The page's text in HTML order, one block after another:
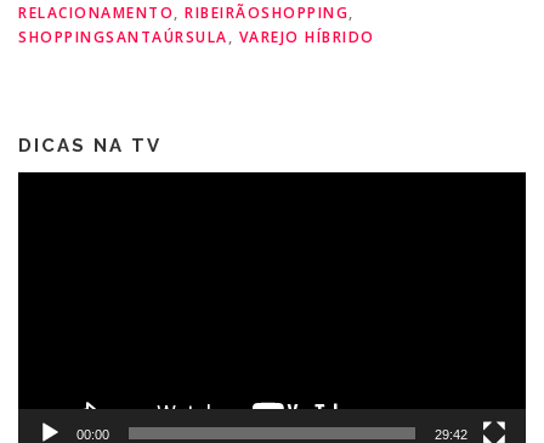
RELACIONAMENTO, RIBEIRÃOSHOPPING,
SHOPPINGSANTAÚRSULA, VAREJO HÍBRIDO
DICAS NA TV
00:00 29:42